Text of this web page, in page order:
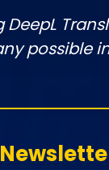
possible